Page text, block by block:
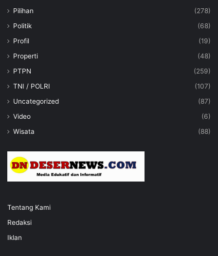
Pilihan
(278)
Politik
(68)
Profil
(19)
Properti
(48)
PTPN
(259)
TNI / POLRI
(107)
Uncategorized
(87)
Video
(6)
Wisata
(88)
Tentang Kami
Redaksi
Iklan